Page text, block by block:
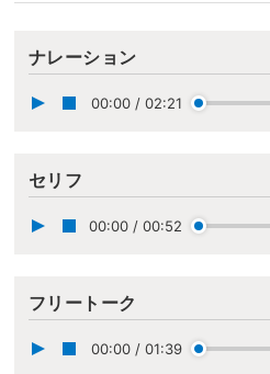
ナレーション
00:00 / 02:21
セリフ
00:00 / 00:52
フリートーク
00:00 / 01:39